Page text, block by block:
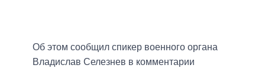
Об этом сообщил спикер военного органа
Владислав Селезнев в комментарии